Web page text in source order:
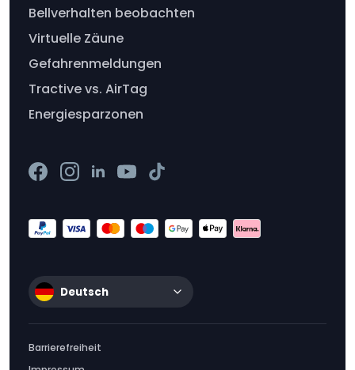
Bellverhalten beobachten
Virtuelle Zäune
Gefahrenmeldungen
Tractive vs. AirTag
Energiesparzonen
Deutsch
Barrierefreiheit